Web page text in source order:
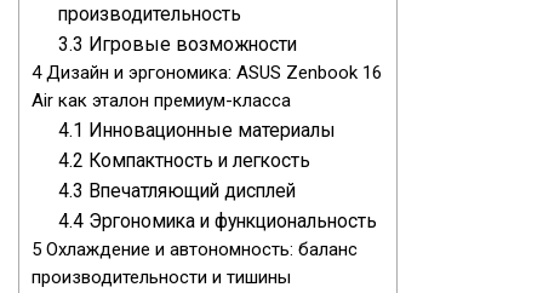
производительность
3.3 Игровые возможности
4Дизайн и эргономика: ASUS Zenbook 16
Air как эталон премиум-класса
4.1 Инновационные материалы
4.2 Компактность и легкость
4.3 Впечатляющий дисплей
4.4 Эргономика и функциональность
5 Охлаждение и автономность: баланс
производительности и тишины